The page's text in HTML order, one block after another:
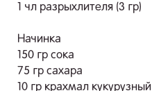
1 чл разрыхлителя (3 гр)
Начинка
150 гр сока
75 гр сахара
10 гр крахмал кукурузный